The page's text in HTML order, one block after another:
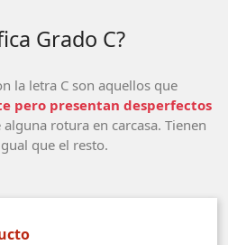
Grado C?
la letra C son aquellos que
pero presentan desperfectos
alguna rotura en carcasa. Tienen
que el resto.